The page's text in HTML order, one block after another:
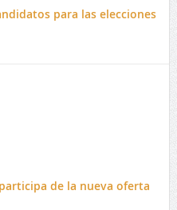
para las elecciones
de la nueva oferta